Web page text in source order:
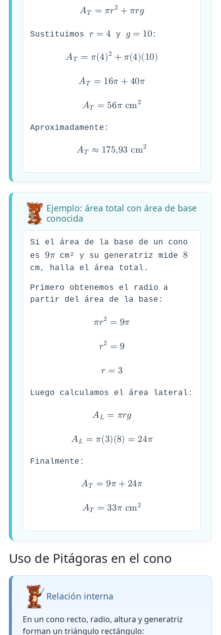
𝐴𝑇 = 𝜋𝑟2 +𝜋𝑟𝑔
Sustituimos 𝑟 = 4 y 𝑔 = 10:
𝐴𝑇 = 𝜋(4)2 +𝜋(4)(10)
𝐴𝑇 = 16𝜋 +40𝜋
𝐴𝑇 = 56𝜋 cm2
Aproximadamente:
𝐴𝑇 ≈ 175,93 cm2
Ejemplo: área total con área de base
conocida
Si el área de la base de un cono
es 9𝜋cm² y su generatriz mide8
cm, halla el área total.
Primero obtenemos el radio a
partir del área de la base:
𝜋𝑟2 = 9𝜋
𝑟2 = 9
𝑟 = 3
Luego calculamos el área lateral:
𝐴𝐿 = 𝜋𝑟𝑔
𝐴𝐿 = 𝜋(3)(8) = 24𝜋
Finalmente:
𝐴𝑇 = 9𝜋+ 24𝜋
𝐴𝑇 = 33𝜋 cm2
Uso de Pitágoras en el cono
Relación interna
En un cono recto, radio, altura y generatriz
forman un triángulo rectángulo: